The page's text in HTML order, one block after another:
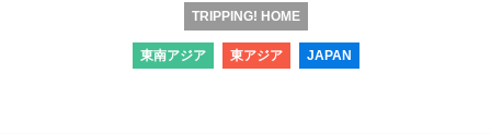
TRIPPING! HOME
東南アジア 東アジア JAPAN